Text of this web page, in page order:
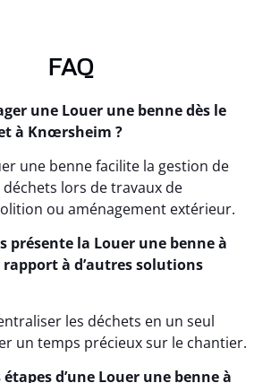
FAQ
une Louer une benne dès le
à Knœrsheim ?
une benne facilite la gestion de
lors de travaux de
ou aménagement extérieur.
présente la Louer une benne à
à d’autres solutions
les déchets en un seul
un temps précieux sur le chantier.
d’une Louer une benne à